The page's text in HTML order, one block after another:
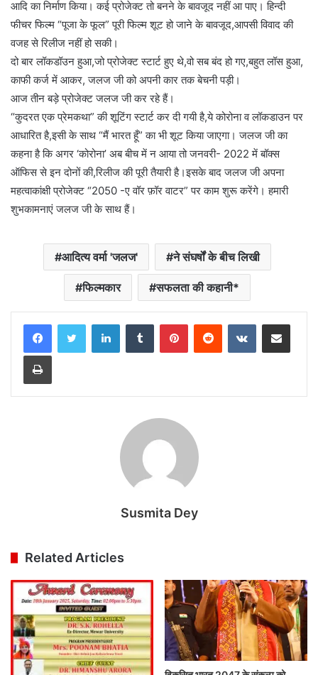
आदि का निर्माण किया। कई प्रोजेक्ट तो बनने के बावजूद नहीं आ पाए। हिन्दी
फीचर फिल्म “पूजा के फूल” पूरी फिल्म शूट हो जाने के बावजूद,आपसी विवाद की
वजह से रिलीज नहीं हो सकी।
दो बार लॉकडॉउन हुआ,जो प्रोजेक्ट स्टार्ट हुए थे,वो सब बंद हो गए,बहुत लॉस हुआ,
काफी कर्ज में आकर, जलज जी को अपनी कार तक बेचनी पड़ी।
आज तीन बड़े प्रोजेक्ट जलज जी कर रहे हैं।
“कुदरत एक प्रेमकथा” की शूटिंग स्टार्ट कर दी गयी है,ये कोरोना व लॉकडाउन पर
आधारित है,इसी के साथ “मैं भारत हूँ” का भी शूट किया जाएगा। जलज जी का
कहना है कि अगर ‘कोरोना’ अब बीच में न आया तो जनवरी- 2022 में बॉक्स
ऑफिस से इन दोनों की,रिलीज की पूरी तैयारी है।इसके बाद जलज जी अपना
महत्वाकांक्षी प्रोजेक्ट “2050 -ए वॉर फ़ॉर वाटर” पर काम शुरू करेंगे। हमारी
शुभकामनाएं जलज जी के साथ हैं।
आदित्य वर्मा 'जलज' ने संघर्षों के बीच लिखी
फिल्मकार सफलता की कहानी*
LinkedInTumblr PinterestReddit VKontakteShare via Email
Print
Susmita Dey
Related Articles